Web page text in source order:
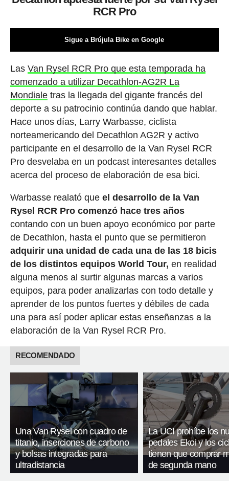
RCR Pro
Sigue a Brújula Bike en Google
Las Van Rysel RCR Pro que esta temporada ha
comenzado a utilizar Decathlon-AG2R La
Mondialetras la llegada del gigante francés del
deporte a su patrocinio continúa dando que hablar.
Hace unos días, Larry Warbasse, ciclista
norteamericando del Decathlon AG2R y activo
participante en el desarrollo de la Van Rysel RCR
Pro desvelaba en un podcast interesantes detalles
acerca del proceso de elaboración de esa bici.
Warbasse realató que el desarrollo de la Van
Rysel RCR Pro comenzó hace tres años
contando con un buen apoyo económico por parte
de Decathlon, hasta el punto que se permitieron
adquirir una unidad de cada una de las 18 bicis
de los distintos equipos World Tour, en realidad
alguna menos al surtir algunas marcas a varios
equipos, para poder analizarlas con todo detalle y
aprender de los puntos fuertes y débiles de cada
una para así poder aplicar estas enseñanzas a la
elaboración de la Van Rysel RCR Pro.
RECOMENDADO
Una Van Rysel con cuadro de
titanio, inserciones de carbono
y bolsas integradas para
ultradistancia
La UCI prohíbe los
pedales Ekoi y los
tienen que comprar
de segunda mano